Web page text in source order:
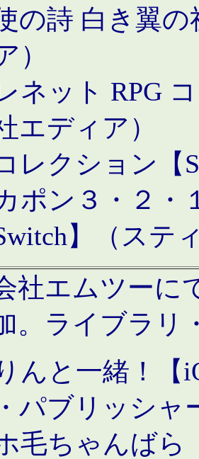
の詩 白き翼
）
ネット RPG
エディア）
レクション【
ポン３・２
】（ステ
社エムツーに
。ライブラリ
んと一緒！【
パブリッシャ
毛ちゃんばら